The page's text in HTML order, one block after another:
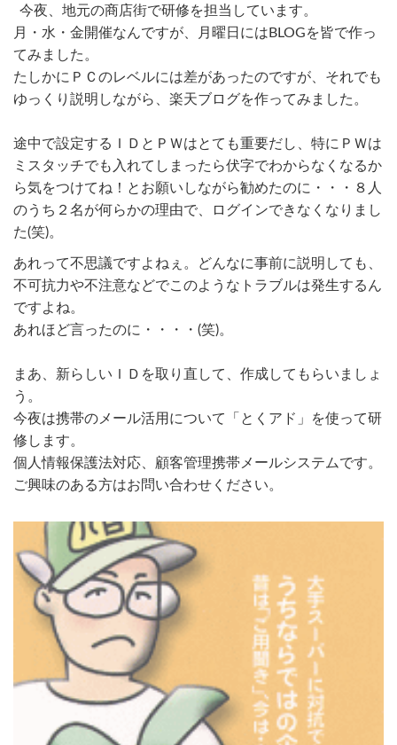
今夜、地元の商店街で研修を担当しています。
月・水・金開催なんですが、月曜日にはBLOGを皆で作っ
てみました。
たしかにＰＣのレベルには差があったのですが、それでも
ゆっくり説明しながら、楽天ブログを作ってみました。
途中で設定するＩＤとＰＷはとても重要だし、特にＰＷは
ミスタッチでも入れてしまったら伏字でわからなくなるか
ら気をつけてね！とお願いしながら勧めたのに・・・８人
のうち２名が何らかの理由で、ログインできなくなりまし
た(笑)。
あれって不思議ですよねぇ。どんなに事前に説明しても、
不可抗力や不注意などでこのようなトラブルは発生するん
ですよね。
あれほど言ったのに・・・・(笑)。
まあ、新らしいＩＤを取り直して、作成してもらいましょ
う。
今夜は携帯のメール活用について「とくアド」を使って研
修します。
個人情報保護法対応、顧客管理携帯メールシステムです。
ご興味のある方はお問い合わせください。